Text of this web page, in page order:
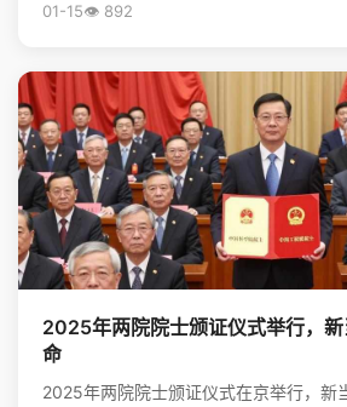
01-15👁️ 892
2025年两院院士颁证仪式举行，
命
2025年两院院士颁证仪式在京举行，新